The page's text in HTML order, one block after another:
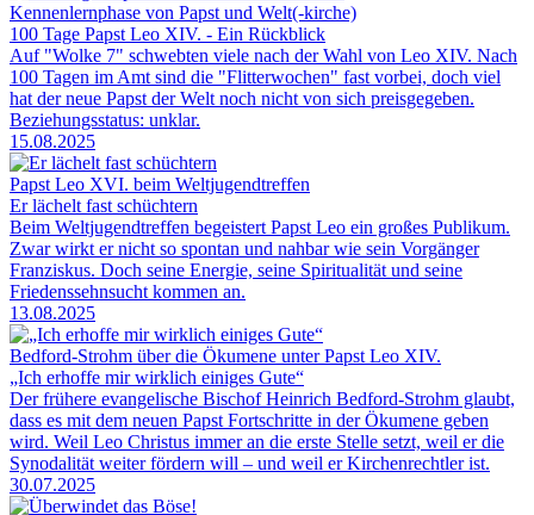
Kennenlernphase von Papst und Welt(-kirche)
100 Tage Papst Leo XIV. - Ein Rückblick
Auf "Wolke 7" schwebten viele nach der Wahl von Leo XIV. Nach
100 Tagen im Amt sind die "Flitterwochen" fast vorbei, doch viel
hat der neue Papst der Welt noch nicht von sich preisgegeben.
Beziehungsstatus: unklar.
15.08.2025
Papst Leo XVI. beim Weltjugendtreffen
Er lächelt fast schüchtern
Beim Weltjugendtreffen begeistert Papst Leo ein großes Publikum.
Zwar wirkt er nicht so spontan und nahbar wie sein Vorgänger
Franziskus. Doch seine Energie, seine Spiritualität und seine
Friedenssehnsucht kommen an.
13.08.2025
Bedford-Strohm über die Ökumene unter Papst Leo XIV.
„Ich erhoffe mir wirklich einiges Gute“
Der frühere evangelische Bischof Heinrich Bedford-Strohm glaubt,
dass es mit dem neuen Papst Fortschritte in der Ökumene geben
wird. Weil Leo Christus immer an die erste Stelle setzt, weil er die
Synodalität weiter fördern will – und weil er Kirchenrechtler ist.
30.07.2025